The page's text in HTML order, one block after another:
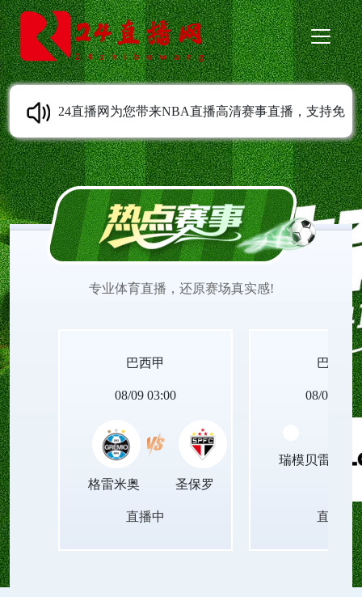
24直播网为您带来NBA直播高清赛事直播，支持免
费在线观看，无需安装任何插件，打开即可流畅观
赛。平台致力于提供清晰稳定、低延迟的直播体
专业体育直播，还原赛场真实感!
巴西甲
08/09 03:00
格雷米奥 圣保罗
直播中
巴西甲
08/09
瑞模贝雷
直播中